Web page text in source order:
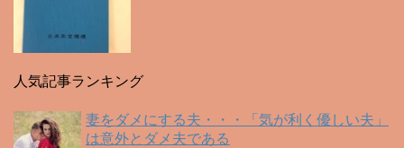
人気記事ランキング
妻をダメにする夫・・・「気が利く優しい夫」
は意外とダメ夫である